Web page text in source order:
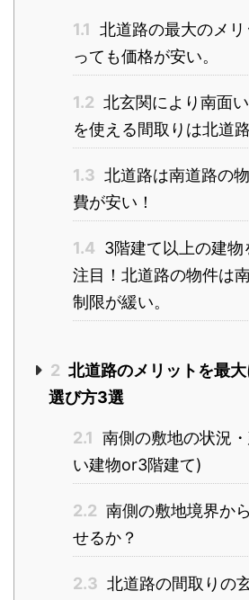
1.1 北道路の最大のメ
っても価格が安い。
1.2 北玄関により南面
を使える間取りは北道
1.3 北道路は南道路の
費が安い！
1.4 3階建て以上の建物
注目！北道路の物件は
制限が緩い。
2 北道路のメリットを最
選び方3選
2.1 南側の敷地の状況
い建物or3階建て)
2.2 南側の敷地境界か
せるか？
2.3 北道路の間取りの